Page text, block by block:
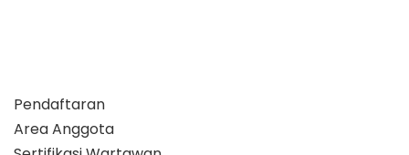
Pendaftaran
Area Anggota